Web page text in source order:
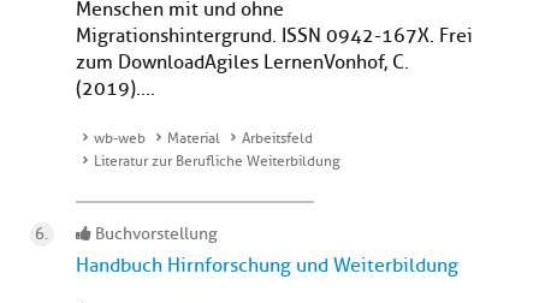
Menschen mit und ohne
Migrationshintergrund. ISSN 0942-167X. Frei
zum DownloadAgiles Lernen Vonhof, C.
(2019)....
wb-web Material
Arbeitsfeld
Literatur zur Berufliche Weiterbildung
Buchvorstellung
Handbuch Hirnforschung und Weiterbildung